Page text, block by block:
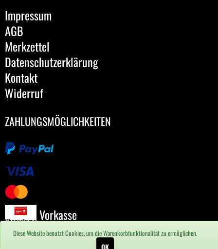
Impressum
AGB
Merkzettel
Datenschutzerklärung
Kontakt
Widerruf
ZAHLUNGSMÖGLICHKEITEN
Vorkasse
Diese Website benutzt Cookies, um die Warenkorbfunktionalität zu ermöglichen.
OK